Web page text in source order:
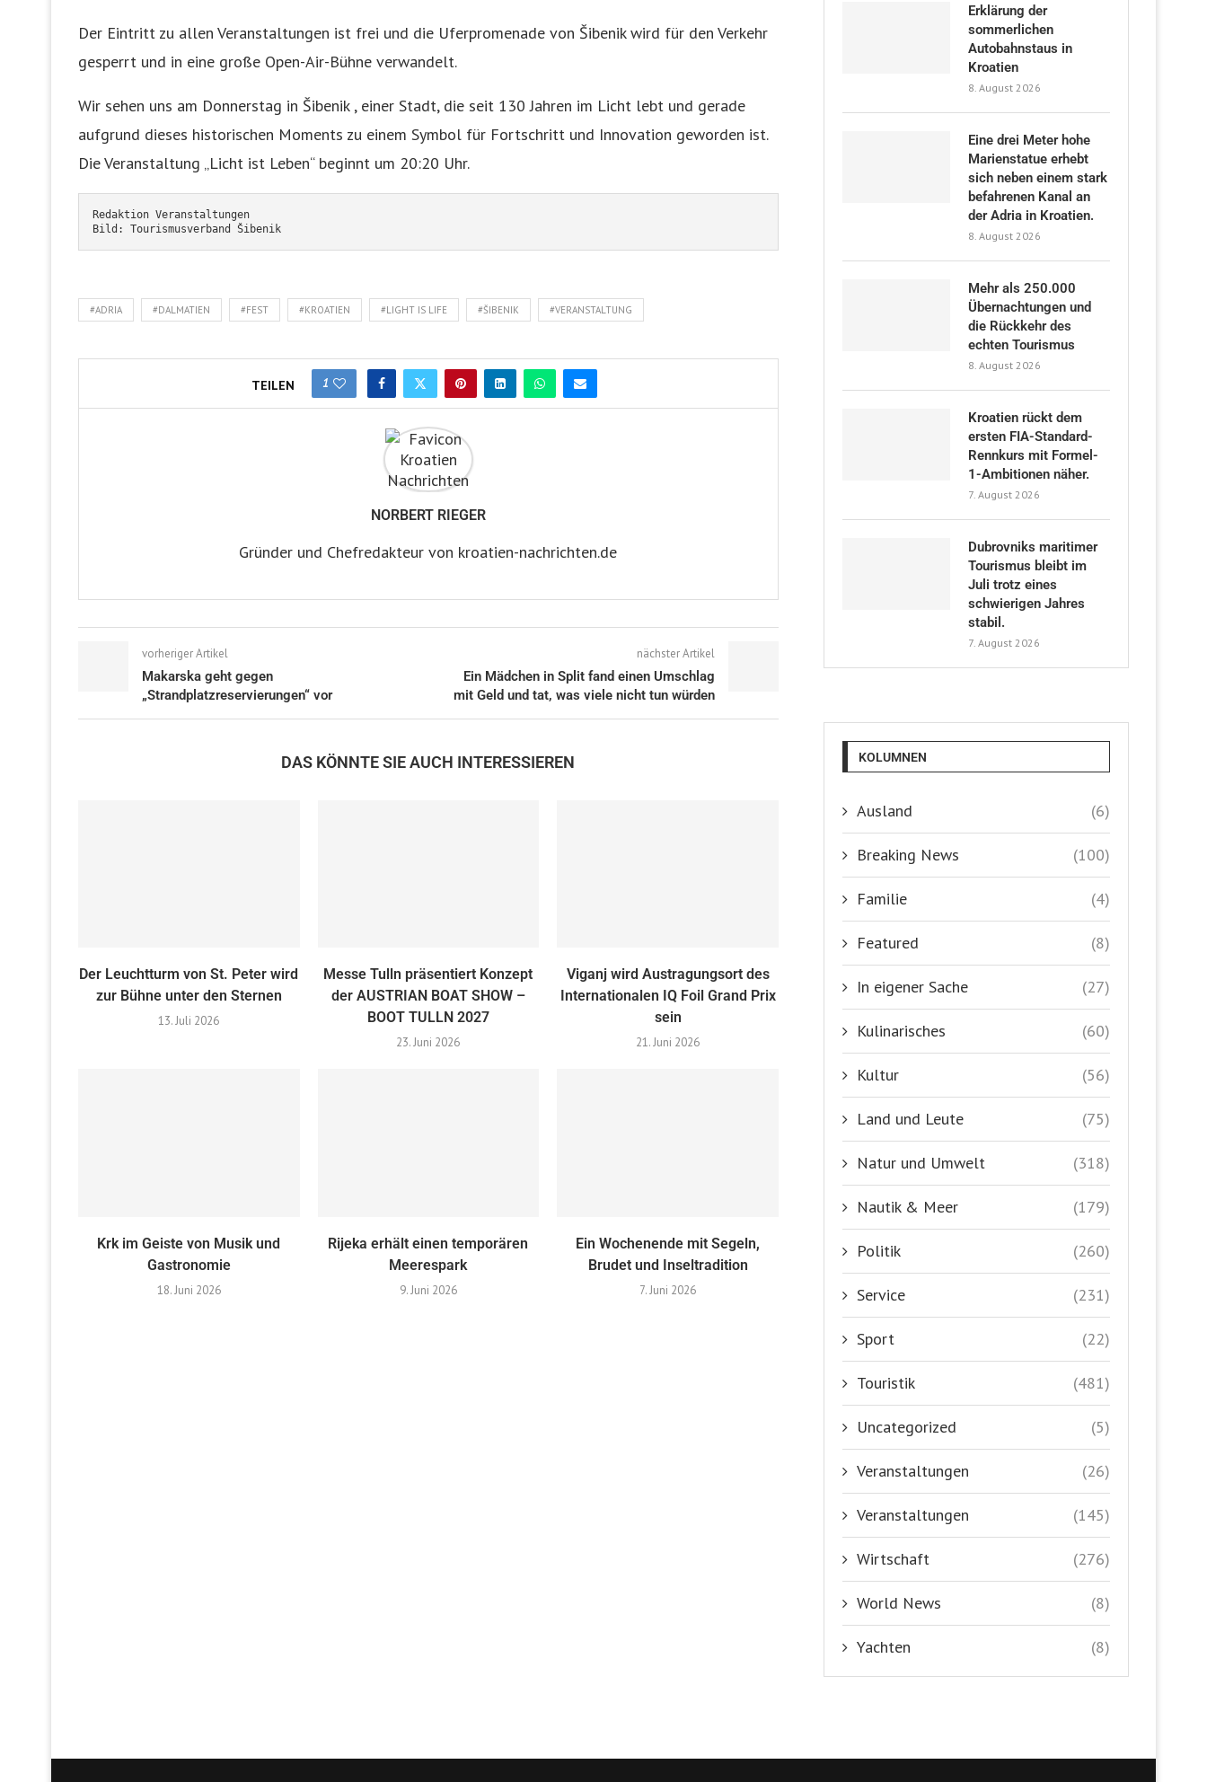
Der Eintritt zu allen Veranstaltungen ist frei und die Uferpromenade von Šibenik wird für den Verkehr
gesperrt und in eine große Open-Air-Bühne verwandelt.
Wir sehen uns am Donnerstag in Šibenik , einer Stadt, die seit 130 Jahren im Licht lebt und gerade
aufgrund dieses historischen Moments zu einem Symbol für Fortschritt und Innovation geworden ist.
Die Veranstaltung „Licht ist Leben“ beginnt um 20:20 Uhr.
Redaktion Veranstaltungen
Bild: Tourismusverband Šibenik
#ADRIA #DALMATIEN #FEST #KROATIEN #LIGHT IS LIFE #ŠIBENIK #VERANSTALTUNG
TEILEN 1
NORBERT RIEGER
Gründer und Chefredakteur von kroatien-nachrichten.de
vorheriger Artikel
Makarska geht gegen
„Strandplatzreservierungen“ vor
nächster Artikel
Ein Mädchen in Split fand einen Umschlag
mit Geld und tat, was viele nicht tun würden
DAS KÖNNTE SIE AUCH INTERESSIEREN
Der Leuchtturm von St. Peter wird
zur Bühne unter den Sternen
13. Juli 2026
Messe Tulln präsentiert Konzept
der AUSTRIAN BOAT SHOW –
BOOT TULLN 2027
23. Juni 2026
Viganj wird Austragungsort des
Internationalen IQ Foil Grand Prix
sein
21. Juni 2026
Krk im Geiste von Musik und
Gastronomie
18. Juni 2026
Rijeka erhält einen temporären
Meerespark
9. Juni 2026
Ein Wochenende mit Segeln,
Brudet und Inseltradition
7. Juni 2026
Erklärung der
sommerlichen
Autobahnstaus in
Kroatien
8. August 2026
Eine drei Meter hohe
Marienstatue erhebt
sich neben einem stark
befahrenen Kanal an
der Adria in Kroatien.
8. August 2026
Mehr als 250.000
Übernachtungen und
die Rückkehr des
echten Tourismus
8. August 2026
Kroatien rückt dem
ersten FIA-Standard-
Rennkurs mit Formel-
1-Ambitionen näher.
7. August 2026
Dubrovniks maritimer
Tourismus bleibt im
Juli trotz eines
schwierigen Jahres
stabil.
7. August 2026
KOLUMNEN
Ausland (6)
Breaking News (100)
Familie (4)
Featured (8)
In eigener Sache (27)
Kulinarisches (60)
Kultur (56)
Land und Leute (75)
Natur und Umwelt (318)
Nautik & Meer (179)
Politik (260)
Service (231)
Sport (22)
Touristik (481)
Uncategorized (5)
Veranstaltungen (26)
Veranstaltungen (145)
Wirtschaft (276)
World News (8)
Yachten (8)